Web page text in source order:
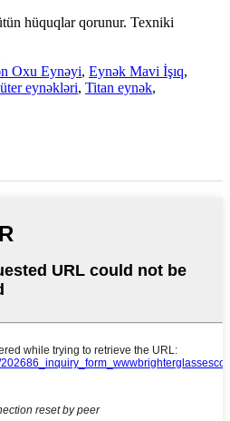
hüquqlar qorunur. Texniki
Oxu Eynəyi, Eynək Mavi İşıq,
eynəkləri, Titan eynək,